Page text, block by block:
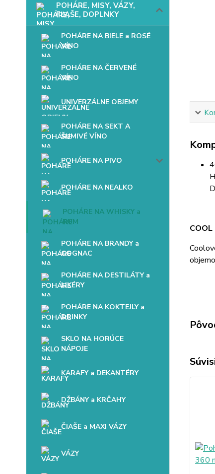
POHÁRE, MISY, VÁZY,
FĽAŠE, DOPLNKY
POHÁRE NA BIELE a ROSÉ
VÍNO
POHÁRE NA ČERVENÉ
VÍNO
UNIVERZÁLNE OBJEMY
POHÁRE NA SEKT A
ŠUMIVÉ VÍNO
POHÁRE NA PIVO
POHÁRE NA NEALKO
POHÁRE NA WHISKY a
RUM
POHÁRE NA BRANDY a
COGNAC
POHÁRE NA DESTILÁTY a
LIKÉRY
POHÁRE NA KOKTEJLY a
DRINKY
SKLO NA HORÚCE
NÁPOJE
KARAFY a DEKANTÉRY
DŽBÁNY a KRČAHY
ČIAŠE a MAXI VÁZY
VÁZY
COOL